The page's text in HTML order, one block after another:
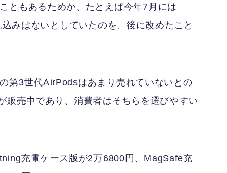
ともあるためか、たとえば今年7月には
みはないとしていたのを、後に改めたこと
第3世代AirPodsはあまり売れていないとの
販売中であり、消費者はそちらを選びやすい
充電ケース版が2万6800円、MagSafe充